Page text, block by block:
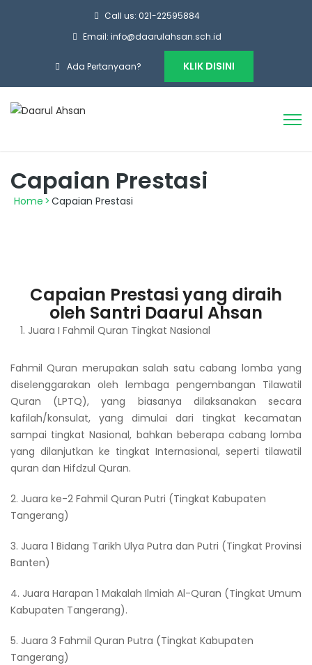
Call us: 021-22595884
Email: info@daarulahsan.sch.id
Ada Pertanyaan? KLIK DISINI
Capaian Prestasi
Home > Capaian Prestasi
Capaian Prestasi yang diraih
oleh Santri Daarul Ahsan
Juara I Fahmil Quran Tingkat Nasional
Fahmil Quran merupakan salah satu cabang lomba yang
diselenggarakan oleh lembaga pengembangan Tilawatil
Quran (LPTQ), yang biasanya dilaksanakan secara
kafilah/konsulat, yang dimulai dari tingkat kecamatan
sampai tingkat Nasional, bahkan beberapa cabang lomba
yang dilanjutkan ke tingkat Internasional, seperti tilawatil
quran dan Hifdzul Quran.
2. Juara ke-2 Fahmil Quran Putri (Tingkat Kabupaten
Tangerang)
3. Juara 1 Bidang Tarikh Ulya Putra dan Putri (Tingkat Provinsi
Banten)
4. Juara Harapan 1 Makalah Ilmiah Al-Quran (Tingkat Umum
Kabupaten Tangerang).
5. Juara 3 Fahmil Quran Putra (Tingkat Kabupaten
Tangerang)